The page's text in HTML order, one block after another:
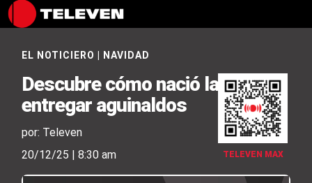
TELEVEN MAX
EL NOTICIERO NAVIDAD
Descubre cómo nació la idea de
entregar aguinaldos
por: Televen
20/12/25 | 8:30 am